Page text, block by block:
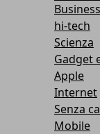
Business
hi-tech
Scienza
Gadget
Apple
Internet
Senza
Mobile